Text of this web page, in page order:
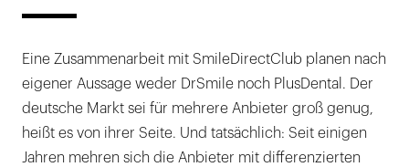
Eine Zusammenarbeit mit SmileDirectClub planen nach
eigener Aussage weder DrSmile noch PlusDental. Der
deutsche Markt sei für mehrere Anbieter groß genug,
heißt es von ihrer Seite. Und tatsächlich: Seit einigen
Jahren mehren sich die Anbieter mit differenzierten